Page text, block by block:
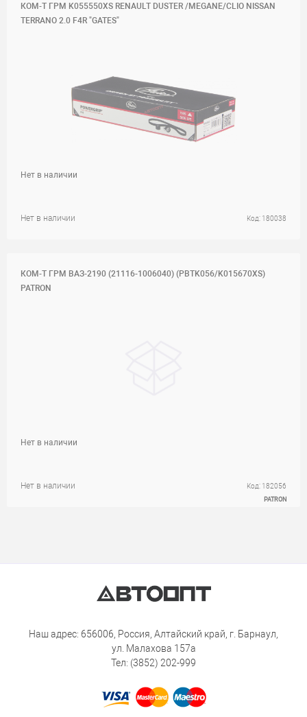
КОМ-Т ГРМ K055550XS RENAULT DUSTER /MEGANE/CLIO NISSAN
TERRANO 2.0 F4R "GATES"
Нет в наличии Код: 180038
Нет в наличии
КОМ-Т ГРМ ВАЗ-2190 (21116-1006040) (PBTK056/K015670XS)
PATRON
Нет в наличии Код: 182056
PATRON
Нет в наличии
Наш адрес: 656006, Россия, Алтайский край, г. Барнаул,
ул. Малахова 157а
Тел: (3852) 202-999